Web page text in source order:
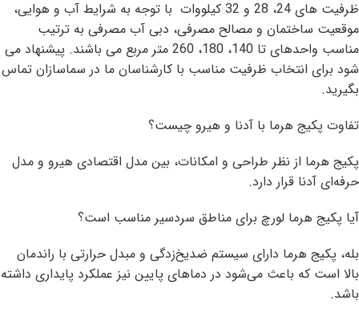
ظرفیت های 24، 28 و 32 کیلووات با توجه به شرایط آب و هوایی،
موقعیت ساختمان و مصالح مصرفی، دبی آب مصرفی به ترتیب
مناسب واحدهای تا 140، 180، 260 متر مربع می باشند. پیشنهاد می
شود برای انتخاب ظرفیت مناسب با کارشناسان ما در سماسازان تماس
بگیرید.
تفاوت پکیج هرما با آدنا و هیرو چیست؟
پکیج هرما از نظر طراحی و امکانات، بین مدل اقتصادی هیرو و مدل
حرفه‌ای آدنا قرار دارد.
آیا پکیج هرما لورچ برای مناطق سردسیر مناسب است؟
بله، پکیج هرما دارای سیستم ضدیخ‌زدگی و مبدل حرارتی با راندمان
بالا است که باعث می‌شود در دماهای پایین نیز عملکرد پایداری داشته
باشد.